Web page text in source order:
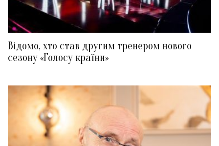
Відомо, хто став другим тренером нового
сезону «Голосу країни»